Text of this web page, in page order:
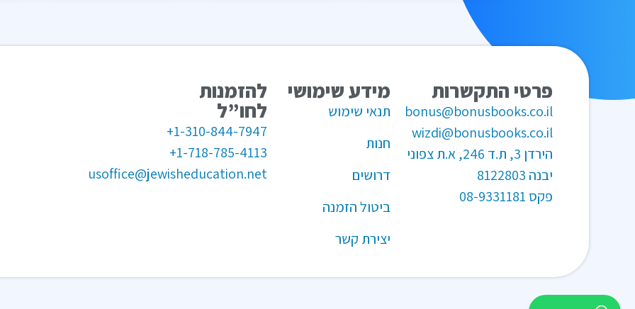
פרטי התקשרות
bonus@bonusbooks.co.il
wizdi@bonusbooks.co.il
הירדן 3, ת.ד 246, א.ת צפוני
יבנה 8122803
פקס 08-9331181
מידע שימושי
תנאי שימוש
חנות
דרושים
ביטול הזמנה
יצירת קשר
להזמנות
לחו”ל
1-310-844-7947+
1-718-785-4113+
usoffice@jewisheducation.net